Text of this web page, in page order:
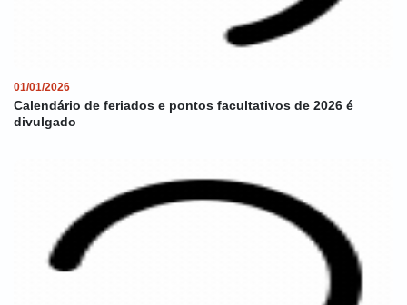
01/01/2026
Calendário de feriados e pontos facultativos de 2026 é
divulgado